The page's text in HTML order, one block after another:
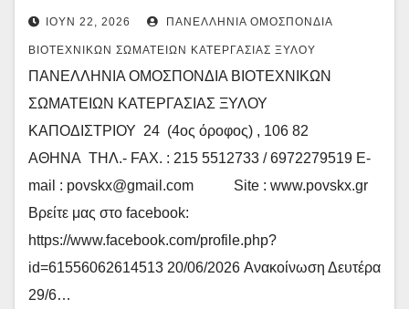
ΙΟΎΝ 22, 2026 ΠΑΝΕΛΛΉΝΙΑ ΟΜΟΣΠΟΝΔΊΑ
ΒΙΟΤΕΧΝΙΚΏΝ ΣΩΜΑΤΕΊΩΝ ΚΑΤΕΡΓΑΣΊΑΣ ΞΎΛΟΥ
ΠΑΝΕΛΛΗΝΙΑ ΟΜΟΣΠΟΝΔΙΑ ΒΙΟΤΕΧΝΙΚΩΝ
ΣΩΜΑΤΕΙΩΝ ΚΑΤΕΡΓΑΣΙΑΣ ΞΥΛΟΥ
ΚΑΠΟΔΙΣΤΡΙΟΥ 24 (4ος όροφος) , 106 82
ΑΘΗΝΑ ΤΗΛ.- FAX. : 215 5512733 / 6972279519 E-
mail : povskx@gmail.com Site : www.povskx.gr
Βρείτε μας στο facebook:
https://www.facebook.com/profile.php?
id=61556062614513 20/06/2026 Ανακοίνωση Δευτέρα
29/6…